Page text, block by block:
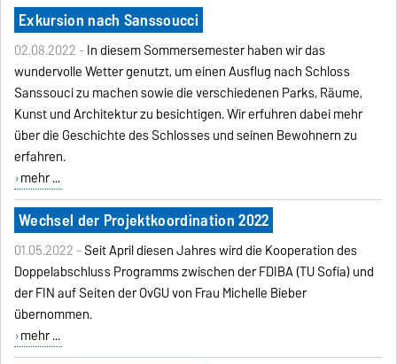
Exkursion nach Sanssoucci
02.08.2022 -In diesem Sommersemester haben wir das
wundervolle Wetter genutzt, um einen Ausflug nach Schloss
Sanssouci zu machen sowie die verschiedenen Parks, Räume,
Kunst und Architektur zu besichtigen. Wir erfuhren dabei mehr
über die Geschichte des Schlosses und seinen Bewohnern zu
erfahren.
mehr ...
Wechsel der Projektkoordination 2022
01.05.2022 -Seit April diesen Jahres wird die Kooperation des
Doppelabschluss Programms zwischen der FDIBA (TU Sofia) und
der FIN auf Seiten der OvGU von Frau Michelle Bieber
übernommen.
mehr ...